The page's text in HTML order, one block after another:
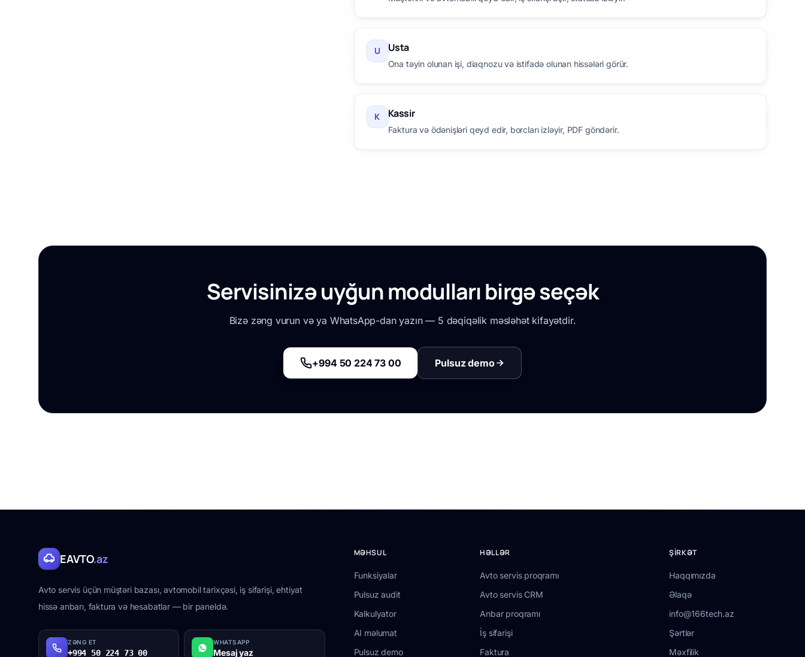
U Usta
Ona təyin olunan işi, diaqnozu və istifadə olunan hissələri görür.
K Kassir
Faktura və ödənişləri qeyd edir, borcları izləyir, PDF göndərir.
Servisinizə uyğun modulları birgə seçək
Bizə zəng vurun və ya WhatsApp-dan yazın — 5 dəqiqəlik məsləhət kifayətdir.
+994 50 224 73 00 Pulsuz demo
EAVTO.az
Avto servis üçün müştəri bazası, avtomobil tarixçəsi, iş sifarişi, ehtiyat
hissə anbarı, faktura və hesabatlar — bir paneldə.
ZƏNG ET
+994 50 224 73 00
WHATSAPP
Mesaj yaz
MƏHSUL
Funksiyalar
Pulsuz audit
Kalkulyator
AI məlumat
Pulsuz demo
HƏLLƏR
Avto servis proqramı
Avto servis CRM
Anbar proqramı
İş sifarişi
Faktura
ŞIRKƏT
Haqqımızda
Əlaqə
info@166tech.az
Şərtlər
Məxfilik